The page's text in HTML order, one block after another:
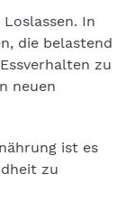
In
die belastend
zu
neuen
ist es
zu